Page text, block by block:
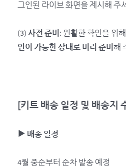
그인된 라이브 화면을 제시해 주
(3) 사전 준비 : 원활한 확인을 위
인이 가능한 상태로 미리 준비 해
[키트 배송 일정 및 배송지
▶ 배송 일정
4월 중순부터 순차 발송 예정